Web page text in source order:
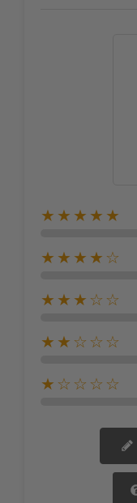
★★★★★
★★★★☆
★★★☆☆
★★☆☆☆
★☆☆☆☆